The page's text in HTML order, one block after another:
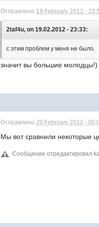
Отправлено 19 February 2012 -
2taf4u, on 19.02.2012 - 23:33:
с этим проблем у меня не было.
значит вы большие молодцы!)
Отправлено20 February 2012 -
Мы вот сравнили некоторые
Сообщение отредактировал